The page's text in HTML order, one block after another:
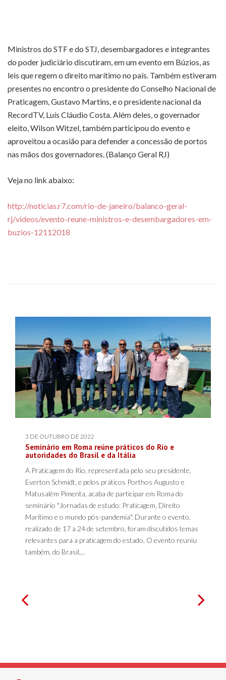
Ministros do STF e do STJ, desembargadores e integrantes
do poder judiciário discutiram, em um evento em Búzios, as
leis que regem o direito marítimo no país. Também estiveram
presentes no encontro o presidente do Conselho Nacional de
Praticagem, Gustavo Martins, e o presidente nacional da
RecordTV, Luís Cláudio Costa. Além deles, o governador
eleito, Wilson Witzel, também participou do evento e
aproveitou a ocasião para defender a concessão de portos
nas mãos dos governadores. (Balanço Geral RJ)
Veja no link abaixo:
http://noticias.r7.com/rio-de-janeiro/balanco-geral-
rj/videos/evento-reune-ministros-e-desembargadores-em-
buzios-12112018
3 DE OUTUBRO DE 2022
Seminário em Roma reúne práticos do Rio e
autoridades do Brasil e da Itália
A Praticagem do Rio, representada pelo seu presidente,
Everton Schmidt, e pelos práticos Porthos Augusto e
Matusalém Pimenta, acaba de participar em Roma do
seminário "Jornadas de estudo: Praticagem, Direito
Marítimo e o mundo pós-pandemia". Durante o evento,
realizado de 17 a 24 de setembro, foram discutidos temas
relevantes para a praticagem do estado. O evento reuniu
também, do Brasil,...